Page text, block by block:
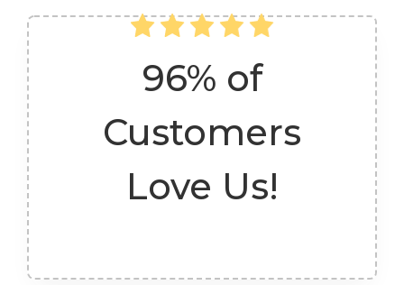
96% of
Customers
Love Us!